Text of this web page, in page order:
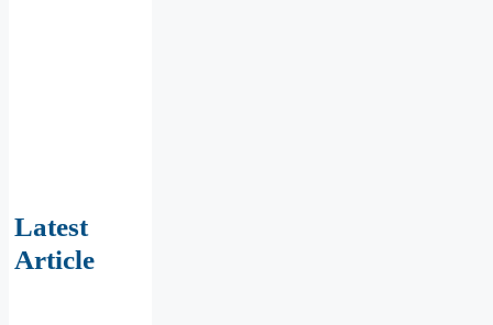
Latest
Article